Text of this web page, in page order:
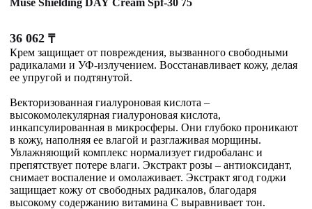
Muse Shielding DAY Cream Spf-30 75
36 062 ₸
Крем защищает от повреждения, вызванного свободными
радикалами и УФ-излучением. Восстанавливает кожу, делая
ее упругой и подтянутой.
Векторизованная гиалуроновая кислота –
высокомолекулярная гиалуроновая кислота,
инкапсулированная в микросферы. Они глубоко проникают
в кожу, наполняя ее влагой и разглаживая морщины.
Увлажняющий комплекс нормализует гидробаланс и
препятствует потере влаги. Экстракт розы – антиоксидант,
снимает воспаление и омолаживает. Экстракт ягод годжи
защищает кожу от свободных радикалов, благодаря
высокому содержанию витамина С выравнивает тон.